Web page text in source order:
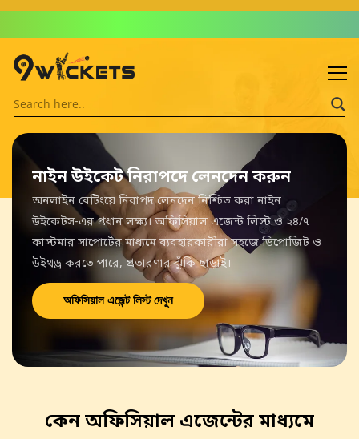
নাইন উইকেট নিরাপদে লেনদেন করুন
অনলাইন বেটিংয়ে নিরাপদ লেনদেন নিশ্চিত করা নাইন
উইকেটস-এর প্রধান লক্ষ্য। অফিসিয়াল এজেন্ট লিস্ট ও ২৪/৭
কাস্টমার সাপোর্টের মাধ্যমে ব্যবহারকারীরা সহজে ডিপোজিট ও
উইথড্র করতে পারে, প্রতারণার ঝুঁকি ছাড়াই।
অফিসিয়াল এজেন্ট লিস্ট দেখুন
কেন অফিসিয়াল এজেন্টের মাধ্যমে